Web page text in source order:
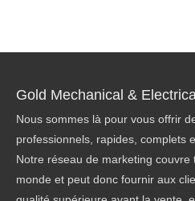
Gold Mechanical &
Nous sommes là pour vous offrir
professionnels, rapides, complets
Notre réseau de marketing couvre
monde et peut donc fournir aux